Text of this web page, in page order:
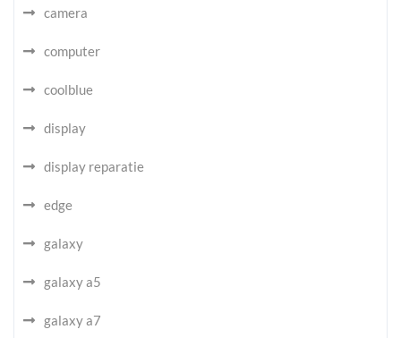
camera
computer
coolblue
display
display reparatie
edge
galaxy
galaxy a5
galaxy a7